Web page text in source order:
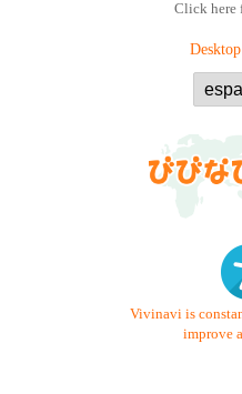
Click here
Desktop
Vivinavi is
improve